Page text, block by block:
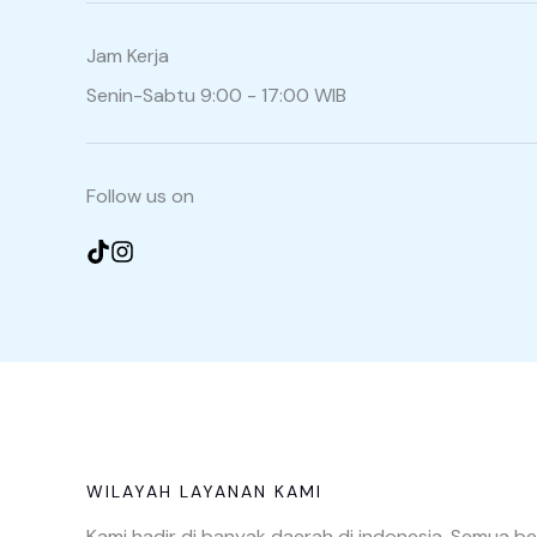
Jam Kerja
Senin-Sabtu 9:00 - 17:00 WIB
Follow us on
WILAYAH LAYANAN KAMI